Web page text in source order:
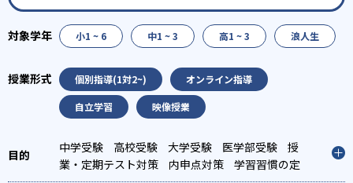
小1 ~ 6 中1 ~ 3 高1 ~ 3 浪人生
個別指導(1対2~) オンライン指導
自立学習 映像授業
中学受験 高校受験 大学受験 医学部受験
授
業・定期テスト対策
内申点対策
学習習慣の定